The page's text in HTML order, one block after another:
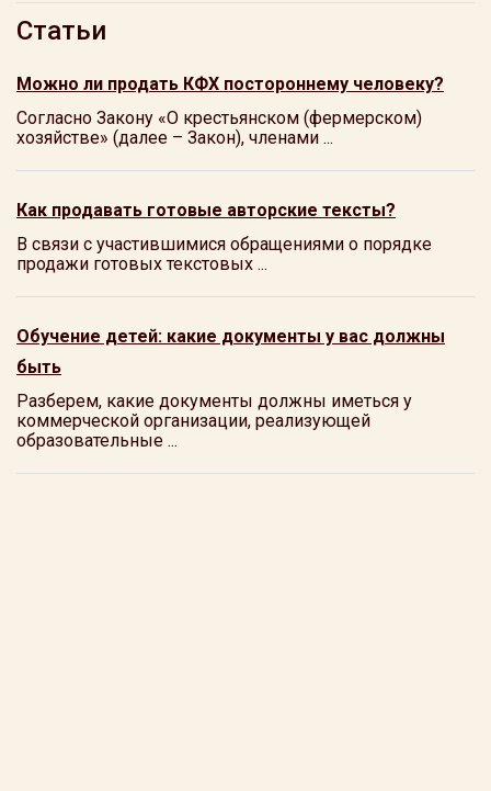
Статьи
Можно ли продать КФХ постороннему человеку?
Согласно Закону «О крестьянском (фермерском)
хозяйстве» (далее – Закон), членами ...
Как продавать готовые авторские тексты?
В связи с участившимися обращениями о порядке
продажи готовых текстовых ...
Обучение детей: какие документы у вас должны
быть
Разберем, какие документы должны иметься у
коммерческой организации, реализующей
образовательные ...